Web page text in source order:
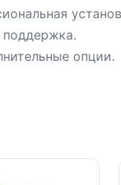
поддержка.
опции.